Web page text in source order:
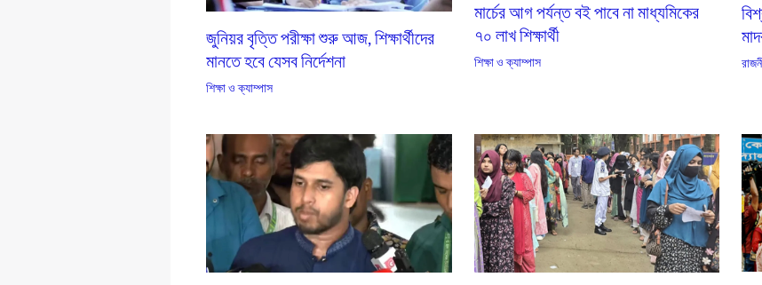
জুনিয়র বৃত্তি পরীক্ষা শুরু আজ, শিক্ষার্থীদের
মানতে হবে যেসব নির্দেশনা
শিক্ষা ও ক্যাম্পাস
মার্চের আগ পর্যন্ত বই পাবে না মাধ্যমিকের
৭০ লাখ শিক্ষার্থী
শিক্ষা ও ক্যাম্পাস